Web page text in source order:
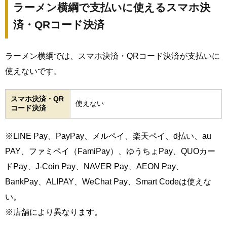
ラーメン横綱で支払いに使えるスマホ決
済・QRコード決済
ラーメン横綱では、スマホ決済・QRコード決済が支払いに
使えないです。
スマホ決済・QR
コード決済
使えない
※LINE Pay、PayPay、メルペイ、楽天ペイ、d払い、au
PAY、ファミペイ（FamiPay）、ゆうちょPay、QUOカー
ドPay、J-Coin Pay、NAVER Pay、AEON Pay、
BankPay、ALIPAY、WeChat Pay、Smart Codeは使えな
い。
※店舗により異なります。